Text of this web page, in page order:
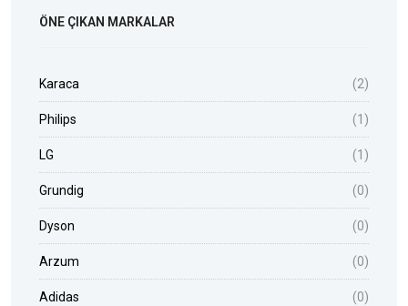
ÖNE ÇIKAN MARKALAR
Karaca (2)
Philips (1)
LG (1)
Grundig (0)
Dyson (0)
Arzum (0)
Adidas (0)